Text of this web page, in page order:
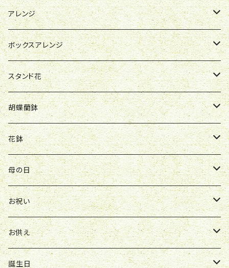
母の日
お祝い
誕生日
お見舞い
送別会
お供え
仏壇花
定期便
アレンジ
母の日
R&P
Y&O
W&G
お祝い
W&G
R&P
Y&O
誕生日
お見舞い
送別会
開店祝い
お供え
ボックスアレンジ
母の日
R&P
Y&O
W&G
ソープフラワー
お祝い
誕生日
お見舞い
送別会
スタンド花
開店祝い
お誕生日
お祝い
発表会
胡蝶蘭鉢
開店祝い
お祝い
花鉢
クレマチス
紫
母の日
花束
アレンジ
ボックスアレンジ
お祝い
花束
アレンジ
お供え
花束
誕生日